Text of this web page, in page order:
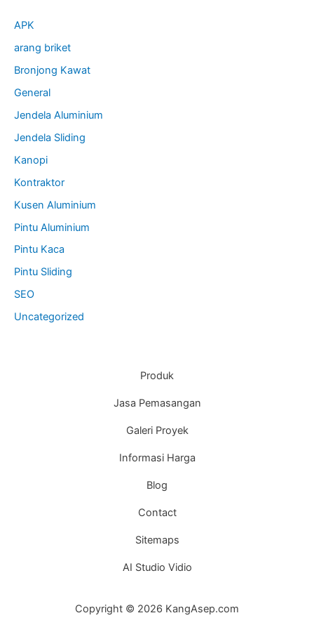
APK
arang briket
Bronjong Kawat
General
Jendela Aluminium
Jendela Sliding
Kanopi
Kontraktor
Kusen Aluminium
Pintu Aluminium
Pintu Kaca
Pintu Sliding
SEO
Uncategorized
Produk
Jasa Pemasangan
Galeri Proyek
Informasi Harga
Blog
Contact
Sitemaps
AI Studio Vidio
Copyright © 2026 KangAsep.com